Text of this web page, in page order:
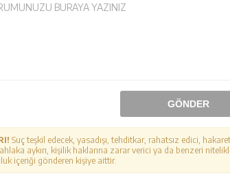
GÖNDER
Suç teşkil edecek, yasadışı, tehditkar, rahatsız edici,
aykırı, kişilik haklarına zarar verici ya da benzeri
içeriği gönderen kişiye aittir.